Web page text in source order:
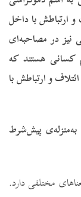
ارتباطش با داخل
در مصاحبه‌ای
هستند که
و ارتباطش با
پیش‌شرط
مختلفی دارد.